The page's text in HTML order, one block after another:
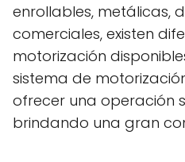
enrollables, metálicas,
comerciales, existen
motorización
sistema de
ofrecer una operación
brindando una gran